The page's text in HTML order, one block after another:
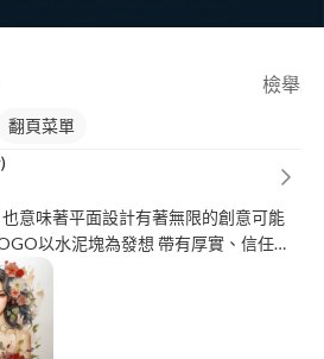
檢舉
翻頁菜單
意味著平面設計有著無限的創意可能
擅長
、Lightroom 前後當了六年圖
牌，目前仍在線 喜歡欣賞美的各種事
可協助各式平面設計: 菜